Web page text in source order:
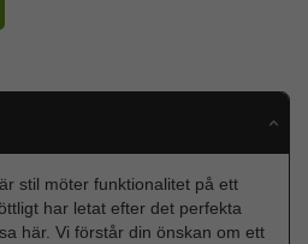
stil möter funktionalitet på ett
har letat efter det perfekta
här. Vi förstår din önskan om ett